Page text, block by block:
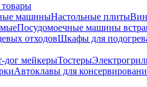
машиныНастольные плиты
Посудомоечные машины
отходовШкафы для
дог мейкерыТостеры
Автоклавы для